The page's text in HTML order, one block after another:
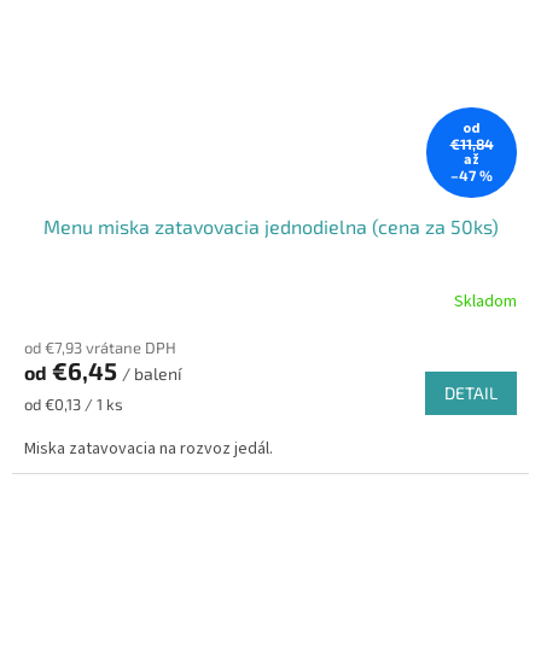
od
€11,84
až
–47 %
Menu miska zatavovacia jednodielna (cena za 50ks)
Skladom
od €7,93 vrátane DPH
od €6,45 / balení
Jednotková
od €0,13 / 1 ks
DETAIL
Miska zatavovacia na rozvoz jedál.